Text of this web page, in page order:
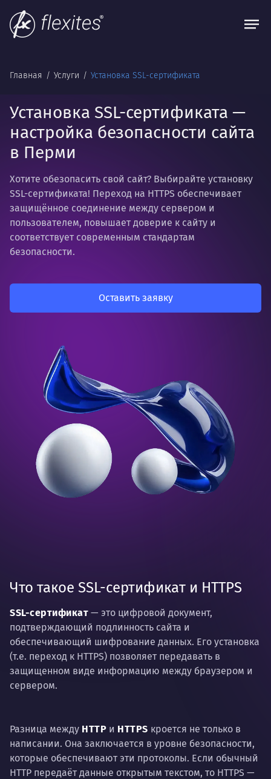
Главная Услуги Установка SSL-сертификата
Установка SSL-сертификата —
настройка безопасности сайта
в Перми
Хотите обезопасить свой сайт? Выбирайте установку
SSL-сертификата! Переход на HTTPS обеспечивает
защищённое соединение между сервером и
пользователем, повышает доверие к сайту и
соответствует современным стандартам
безопасности.
Оставить заявку
Что такое SSL-сертификат и HTTPS
SSL-сертификат — это цифровой документ,
подтверждающий подлинность сайта и
обеспечивающий шифрование данных. Его установка
(т.е. переход к HTTPS) позволяет передавать в
защищенном виде информацию между браузером и
сервером.
Разница между HTTP и HTTPS кроется не только в
написании. Она заключается в уровне безопасности,
которые обеспечивают эти протоколы. Если обычный
HTTP передаёт данные открытым текстом, то HTTPS —